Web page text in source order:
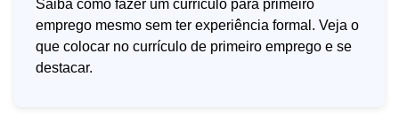
Saiba como fazer um currículo para primeiro
emprego mesmo sem ter experiência formal. Veja o
que colocar no currículo de primeiro emprego e se
destacar.